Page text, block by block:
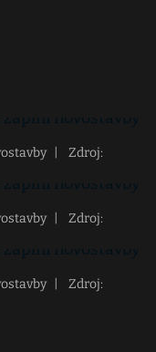
Zdroj:
Zdroj:
Zdroj: